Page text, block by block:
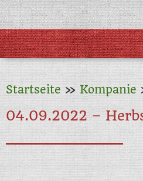
Startseite»Kompanie
04.09.2022 –